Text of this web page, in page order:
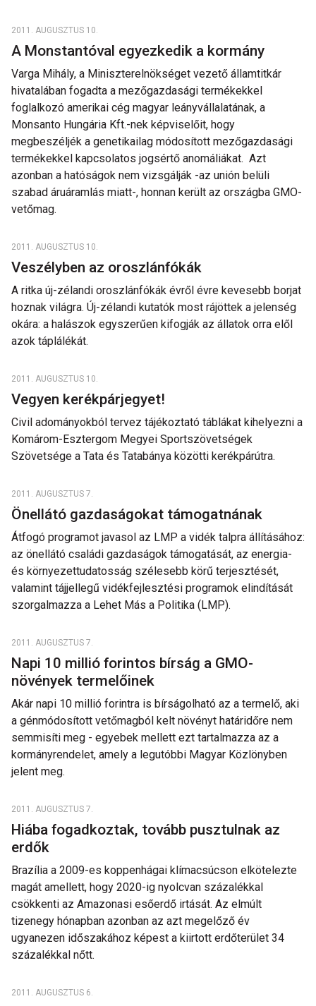
2011. AUGUSZTUS 10.
A Monstantóval egyezkedik a kormány
Varga Mihály, a Miniszterelnökséget vezető államtitkár
hivatalában fogadta a mezőgazdasági termékekkel
foglalkozó amerikai cég magyar leányvállalatának, a
Monsanto Hungária Kft.-nek képviselőit, hogy
megbeszéljék a genetikailag módosított mezőgazdasági
termékekkel kapcsolatos jogsértő anomáliákat. Azt
azonban a hatóságok nem vizsgálják -az unión belüli
szabad áruáramlás miatt-, honnan került az országba GMO-
vetőmag.
2011. AUGUSZTUS 10.
Veszélyben az oroszlánfókák
A ritka új-zélandi oroszlánfókák évről évre kevesebb borjat
hoznak világra. Új-zélandi kutatók most rájöttek a jelenség
okára: a halászok egyszerűen kifogják az állatok orra elől
azok táplálékát.
2011. AUGUSZTUS 10.
Vegyen kerékpárjegyet!
Civil adományokból tervez tájékoztató táblákat kihelyezni a
Komárom-Esztergom Megyei Sportszövetségek
Szövetsége a Tata és Tatabánya közötti kerékpárútra.
2011. AUGUSZTUS 7.
Önellátó gazdaságokat támogatnának
Átfogó programot javasol az LMP a vidék talpra állításához:
az önellátó családi gazdaságok támogatását, az energia-
és környezettudatosság szélesebb körű terjesztését,
valamint tájjellegű vidékfejlesztési programok elindítását
szorgalmazza a Lehet Más a Politika (LMP).
2011. AUGUSZTUS 7.
Napi 10 millió forintos bírság a GMO-
növények termelőinek
Akár napi 10 millió forintra is bírságolható az a termelő, aki
a génmódosított vetőmagból kelt növényt határidőre nem
semmisíti meg - egyebek mellett ezt tartalmazza az a
kormányrendelet, amely a legutóbbi Magyar Közlönyben
jelent meg.
2011. AUGUSZTUS 7.
Hiába fogadkoztak, tovább pusztulnak az
erdők
Brazília a 2009-es koppenhágai klímacsúcson elkötelezte
magát amellett, hogy 2020-ig nyolcvan százalékkal
csökkenti az Amazonasi esőerdő irtását. Az elmúlt
tizenegy hónapban azonban az azt megelőző év
ugyanezen időszakához képest a kiirtott erdőterület 34
százalékkal nőtt.
2011. AUGUSZTUS 6.